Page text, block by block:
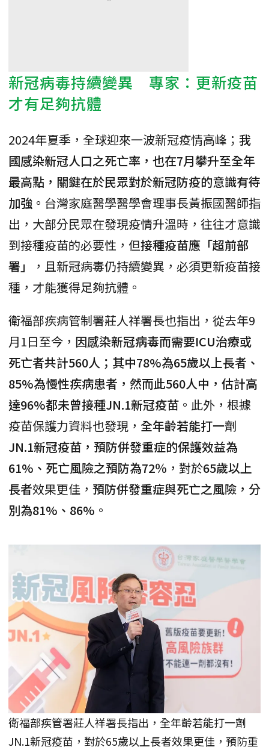
新冠病毒持續變異 專家：更新疫苗
才有足夠抗體
2024年夏季，全球迎來一波新冠疫情高峰； 我
國感染新冠人口之死亡率，也在7月攀升至全年
最高點，關鍵在於民眾對於新冠防疫的意識有待
加強 。台灣家庭醫學醫學會理事長黃振國醫師指
出，大部分民眾在發現疫情升溫時，往往才意識
到接種疫苗的必要性，但接種疫苗應「超前部
署」
，且新冠病毒仍持續變異，必須更新疫苗接
種，才能獲得足夠抗體。
衛福部疾病管制署莊人祥署長也指出，從去年9
月1日至今， 因感染新冠病毒而需要ICU治療或
死亡者共計560人；其中78%為65歲以上長者、
85%為慢性疾病患者，然而此560人中，估計高
達96%都未曾接種JN.1新冠疫苗 。此外，根據
疫苗保護力資料也發現， 全年齡若能打一劑
JN.1新冠疫苗，預防併發重症的保護效益為
61%、死亡風險之預防為72％ ，對於65歲以上
長者效果更佳， 預防併發重症與死亡之風險，分
別為81%、86% 。
衛福部疾管署莊人祥署長指出，全年齡若能打一劑
JN.1新冠疫苗，對於65歲以上長者效果更佳，預防重